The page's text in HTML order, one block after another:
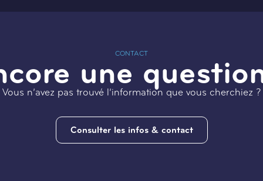
CONTACT
une
Vous n’avez pas trouvé l’information que vous cherchiez ?
Consulter les infos & contact